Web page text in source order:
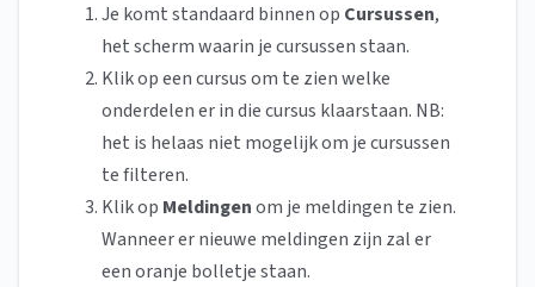
Je komt standaard binnen op Cursussen,
het scherm waarin je cursussen staan.
Klik op een cursus om te zien welke
onderdelen er in die cursus klaarstaan. NB:
het is helaas niet mogelijk om je cursussen
te filteren.
Klik op Meldingenom je meldingen te zien.
Wanneer er nieuwe meldingen zijn zal er
een oranje bolletje staan.